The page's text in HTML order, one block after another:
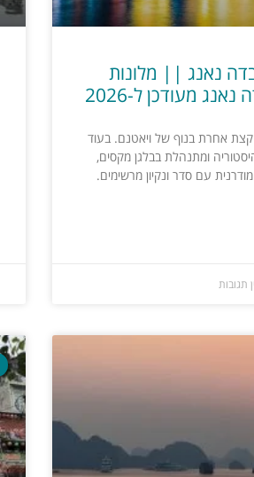
נאנג || מלונות
מעודכן ל-2026
אחרת בנוף של ויאטנם. בעוד
ומתנהלת בבלגן מקסים,
עם סדר ונקיון מרשימים.
תגובות